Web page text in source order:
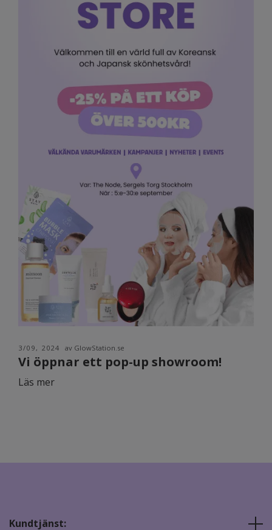
3/09, 2024 av GlowStation.se
Vi öppnar ett pop-up showroom!
Läs mer
Kundtjänst: